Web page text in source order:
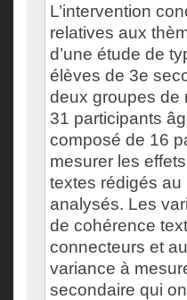
L’intervention
relatives aux
d’une étude de
élèves de 3e
deux groupes de
31 participants
composé de 16
mesurer les
textes rédigés au
analysés. Les
de cohérence
connecteurs et
variance à
secondaire qui